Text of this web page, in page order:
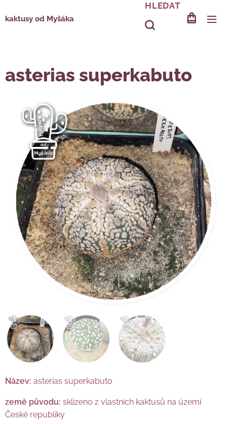
kaktusy od Myšáka
HLEDAT
asterias superkabuto
Název: asterias superkabuto
země původu: sklizeno z vlastních kaktusů na území
České republiky